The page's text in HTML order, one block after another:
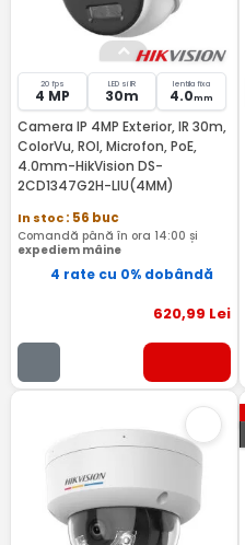
20 fps
4 MP
LED si IR
30m
lentila fixa
4.0mm
Camera IP 4MP Exterior, IR 30m,
ColorVu, ROI, Microfon, PoE,
4.0mm-HikVision DS-
2CD1347G2H-LIU(4MM)
In stoc: 56 buc
Comandă până în ora 14:00 și
expediem mâine
4 rate cu 0% dobândă
620,99 Lei